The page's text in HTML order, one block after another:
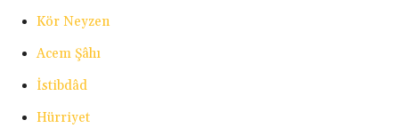
Kör Neyzen
Acem Şâhı
İstibdâd
Hürriyet